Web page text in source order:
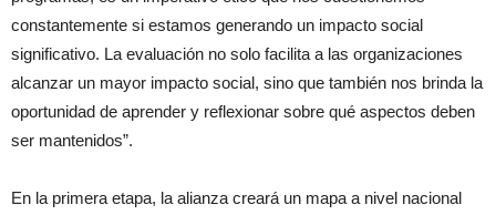
constantemente si estamos generando un impacto social
significativo. La evaluación no solo facilita a las organizaciones
alcanzar un mayor impacto social, sino que también nos brinda la
oportunidad de aprender y reflexionar sobre qué aspectos deben
ser mantenidos”.
En la primera etapa, la alianza creará un mapa a nivel nacional